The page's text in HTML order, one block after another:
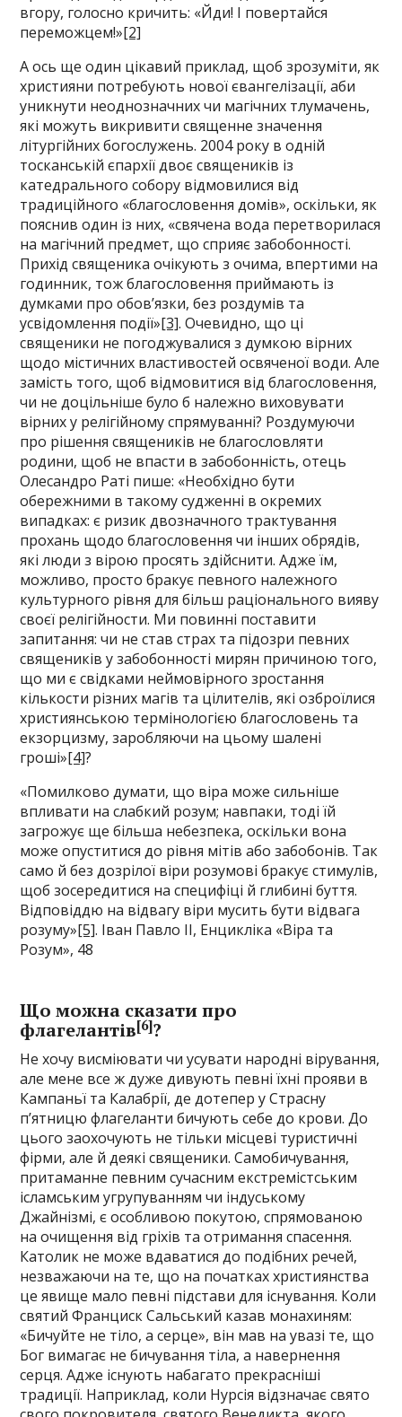
вгору, голосно кричить: «Йди! І повертайся
переможцем!»[2]
А ось ще один цікавий приклад, щоб зрозуміти, як
християни потребують нової євангелізації, аби
уникнути неоднозначних чи магічних тлумачень,
які можуть викривити священне значення
літургійних богослужень. 2004 року в одній
тосканській єпархії двоє священиків із
катедрального собору відмовилися від
традиційного «благословення домів», оскільки, як
пояснив один із них, «свячена вода перетворилася
на магічний предмет, що сприяє забобонності.
Прихід священика очікують з очима, впертими на
годинник, тож благословення приймають із
думками про обов’язки, без роздумів та
усвідомлення події»[3]. Очевидно, що ці
священики не погоджувалися з думкою вірних
щодо містичних властивостей освяченої води. Але
замість того, щоб відмовитися від благословення,
чи не доцільніше було б належно виховувати
вірних у релігійному спрямуванні? Роздумуючи
про рішення священиків не благословляти
родини, щоб не впасти в забобонність, отець
Олесандро Раті пише: «Необхідно бути
обережними в такому судженні в окремих
випадках: є ризик двозначного трактування
прохань щодо благословення чи інших обрядів,
які люди з вірою просять здійснити. Адже їм,
можливо, просто бракує певного належного
культурного рівня для більш раціонального вияву
своєї релігійности. Ми повинні поставити
запитання: чи не став страх та підозри певних
священиків у забобонності мирян причиною того,
що ми є свідками неймовірного зростання
кількости різних магів та цілителів, які озброїлися
християнською термінологією благословень та
екзорцизму, заробляючи на цьому шалені
гроші»[4]?
«Помилково думати, що віра може сильніше
впливати на слабкий розум; навпаки, тоді їй
загрожує ще більша небезпека, оскільки вона
може опуститися до рівня мітів або забобонів. Так
само й без дозрілої віри розумові бракує стимулів,
щоб зосередитися на специфіці й глибині буття.
Відповіддю на відвагу віри мусить бути відвага
розуму»[5]. Іван Павло II, Енцикліка «Віра та
Розум», 48
Що можна сказати про
флагелантів[6]?
Не хочу висміювати чи усувати народні вірування,
але мене все ж дуже дивують певні їхні прояви в
Кампаньї та Калабрії, де дотепер у Страсну
п’ятницю флагеланти бичують себе до крови. До
цього заохочують не тільки місцеві туристичні
фірми, але й деякі священики. Самобичування,
притаманне певним сучасним екстремістським
ісламським угрупуванням чи індуському
Джайнізмі, є особливою покутою, спрямованою
на очищення від гріхів та отримання спасення.
Католик не може вдаватися до подібних речей,
незважаючи на те, що на початках християнства
це явище мало певні підстави для існування. Коли
святий Франциск Сальський казав монахиням:
«Бичуйте не тіло, а серце», він мав на увазі те, що
Бог вимагає не бичування тіла, а навернення
серця. Адже існують набагато прекрасніші
традиції. Наприклад, коли Нурсія відзначає свято